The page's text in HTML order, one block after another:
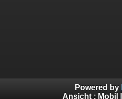
Powered by
Ansicht : Mobil